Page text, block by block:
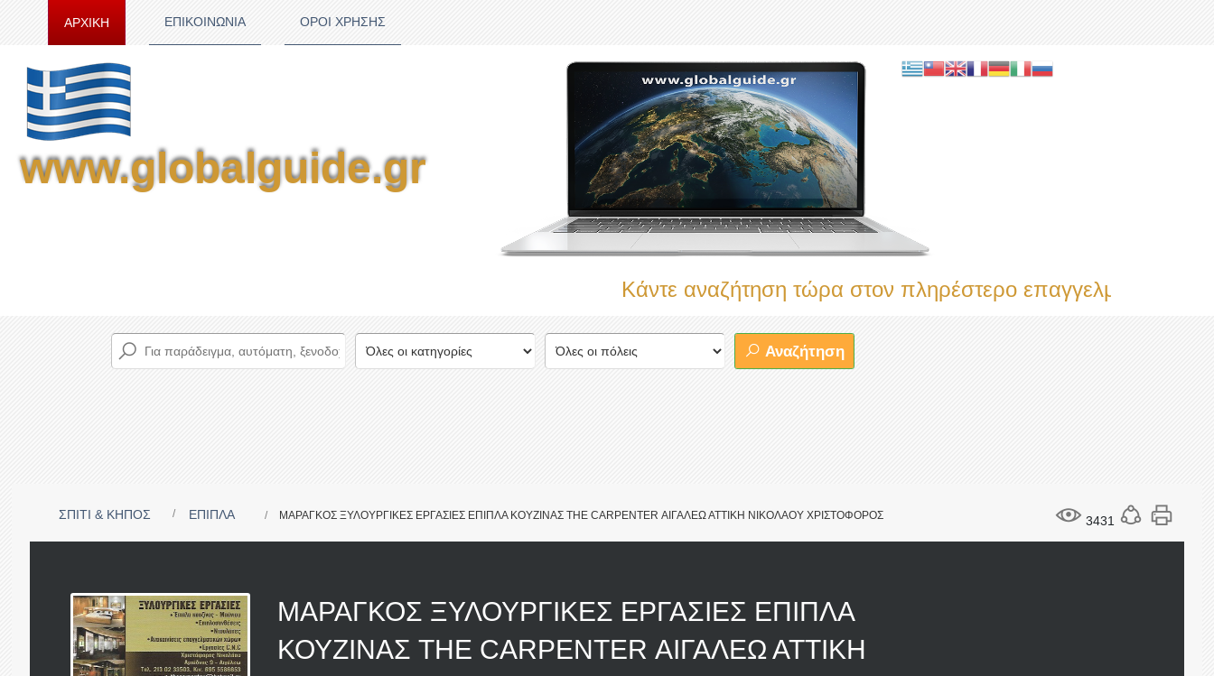
ΑΡΧΙΚΗ ΕΠΙΚΟΙΝΩΝΙΑ ΟΡΟΙ ΧΡΗΣΗΣ
www.globalguide.gr
Κάντε αναζήτηση τώρα στον πληρέστερο επαγγελματικό κατάλογο
Αναζήτηση
3431
ΣΠΙΤΙ & ΚΗΠΟΣ ΕΠΙΠΛΑ ΜΑΡΑΓΚΟΣ ΞΥΛΟΥΡΓΙΚΕΣ ΕΡΓΑΣΙΕΣ ΕΠΙΠΛΑ ΚΟΥΖΙΝΑΣ THE CARPENTER ΑΙΓΑΛΕΩ ΑΤΤΙΚΗ ΝΙΚΟΛΑΟΥ ΧΡΙΣΤΟΦΟΡΟΣ
ΜΑΡΑΓΚΟΣ ΞΥΛΟΥΡΓΙΚΕΣ ΕΡΓΑΣΙΕΣ ΕΠΙΠΛΑ
ΚΟΥΖΙΝΑΣ THE CARPENTER ΑΙΓΑΛΕΩ ΑΤΤΙΚΗ